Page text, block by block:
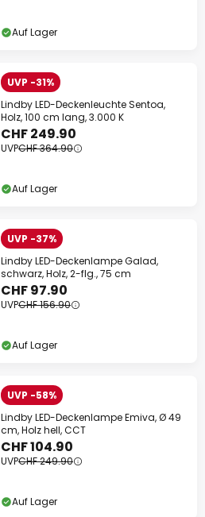
Auf Lager
UVP -31%
Lindby LED-Deckenleuchte Sentoa,
Holz, 100 cm lang, 3.000 K
CHF 249.90
UVPCHF 364.90
Auf Lager
UVP -37%
Lindby LED-Deckenlampe Galad,
schwarz, Holz, 2-flg., 75 cm
CHF 97.90
UVPCHF 156.90
Auf Lager
UVP -58%
Lindby LED-Deckenlampe Emiva, Ø 49
cm, Holz hell, CCT
CHF 104.90
UVPCHF 249.90
Auf Lager